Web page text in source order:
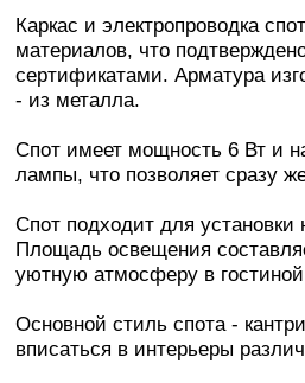
Каркас и электропроводка
материалов, что
сертификатами. Арматура
- из металла.
Спот имеет мощность 6 Вт и
лампы, что позволяет сразу
Спот подходит для
Площадь освещения
уютную атмосферу в
Основной стиль спота -
вписаться в интерьеры